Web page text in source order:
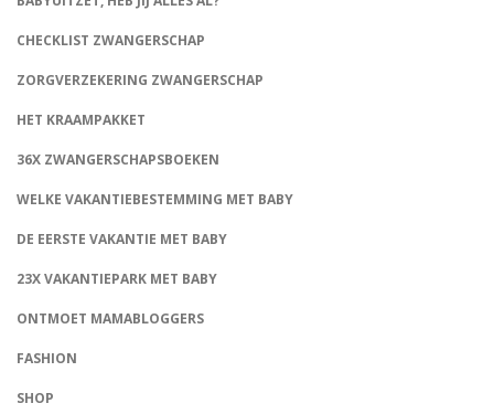
CHECKLIST ZWANGERSCHAP
ZORGVERZEKERING ZWANGERSCHAP
HET KRAAMPAKKET
36X ZWANGERSCHAPSBOEKEN
WELKE VAKANTIEBESTEMMING MET BABY
DE EERSTE VAKANTIE MET BABY
23X VAKANTIEPARK MET BABY
ONTMOET MAMABLOGGERS
FASHION
SHOP